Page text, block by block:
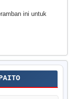
ini untuk